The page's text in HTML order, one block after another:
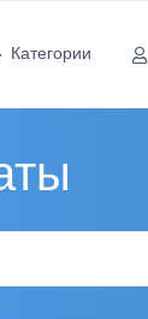
Категории